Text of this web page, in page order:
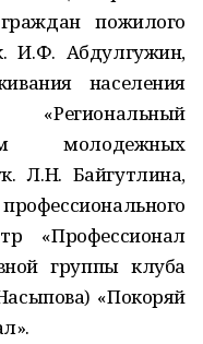
пожилого
И.Ф. Абдулгужин,
населения
молодежных
Л.Н. Байгутлина,
«Профессионал
группы клуба
«Покоряй